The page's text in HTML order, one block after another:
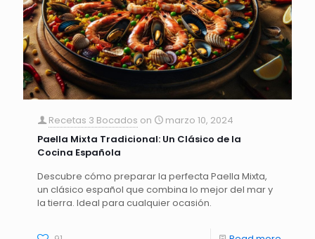
Recetas 3 Bocados on
marzo 10, 2024
Paella Mixta Tradicional: Un Clásico de la
Cocina Española
Descubre cómo preparar la perfecta Paella Mixta,
un clásico español que combina lo mejor del mar y
la tierra. Ideal para cualquier ocasión.